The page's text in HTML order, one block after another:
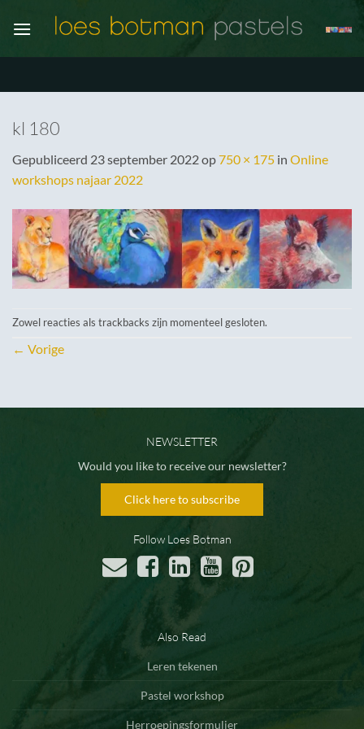
naar
kl 180
Gepubliceerd 23 september 2022op750 × 175 in Online
workshops najaar 2022
Zowel reacties als trackbacks zijn momenteel gesloten.
← Vorige
NEWSLETTER
Would you like to receive our newsletter?
Click here to subscribe
Follow Loes Botman
Also Read
Leren tekenen
Pastel workshop
Herroepingsformulier